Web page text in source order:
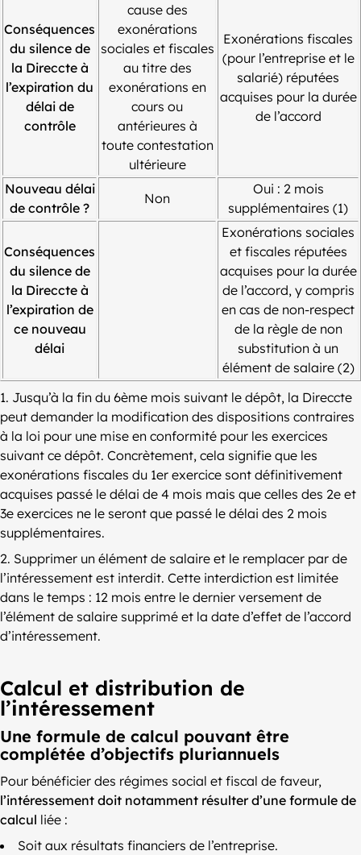
Conséquences
du silence de
la Direccte à
l’expiration du
délai de
contrôle
cause des
exonérations
sociales et fiscales
au titre des
exonérations en
cours ou
antérieures à
toute contestation
ultérieure
Exonérations fiscales
(pour l’entreprise et le
salarié) réputées
acquises pour la durée
de l’accord
Nouveau délai
de contrôle ?
Non
Oui : 2 mois
supplémentaires (1)
Conséquences
du silence de
la Direccte à
l’expiration de
ce nouveau
délai
Exonérations sociales
et fiscales réputées
acquises pour la durée
de l’accord, y compris
en cas de non-respect
de la règle de non
substitution à un
élément de salaire (2)
1. Jusqu’à la fin du 6ème mois suivant le dépôt, la Direccte
peut demander la modification des dispositions contraires
à la loi pour une mise en conformité pour les exercices
suivant ce dépôt. Concrètement, cela signifie que les
exonérations fiscales du 1er exercice sont définitivement
acquises passé le délai de 4 mois mais que celles des 2e et
3e exercices ne le seront que passé le délai des 2 mois
supplémentaires.
2. Supprimer un élément de salaire et le remplacer par de
l’intéressement est interdit. Cette interdiction est limitée
dans le temps : 12 mois entre le dernier versement de
l’élément de salaire supprimé et la date d’effet de l’accord
d’intéressement.
Calcul et distribution de
l’intéressement
Une formule de calcul pouvant être
complétée d’objectifs pluriannuels
Pour bénéficier des régimes social et fiscal de faveur,
l’intéressement doit notamment résulter d’une formule de
calcul liée :
Soit aux résultats financiers de l’entreprise.